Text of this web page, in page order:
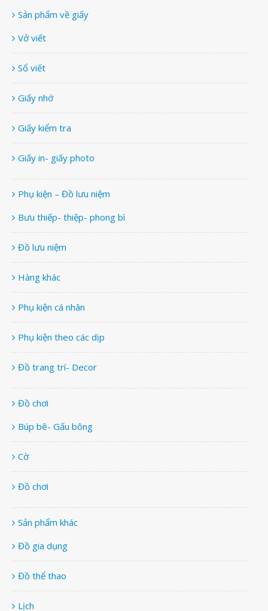
Sản phẩm về giấy
Vở viết
Sổ viết
Giấy nhớ
Giấy kiểm tra
Giấy in- giấy photo
Phụ kiện – Đồ lưu niệm
Bưu thiếp- thiệp- phong bì
Đồ lưu niệm
Hàng khác
Phụ kiện cá nhân
Phụ kiện theo các dịp
Đồ trang trí- Decor
Đồ chơi
Búp bê- Gấu bông
Cờ
Đồ chơi
Sản phẩm khác
Đồ gia dụng
Đồ thể thao
Lịch